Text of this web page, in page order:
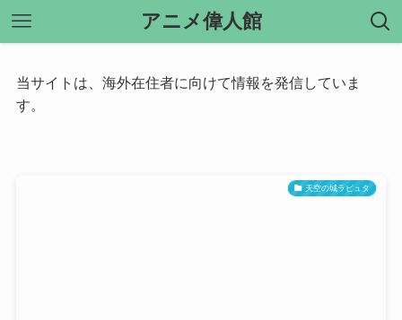
アニメ偉人館
当サイトは、海外在住者に向けて情報を発信していま
す。
天空の城ラピュタ